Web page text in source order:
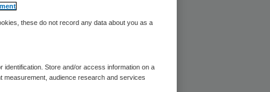
these do not record any data about you as a
Store and/or access information on a
measurement, audience research and services